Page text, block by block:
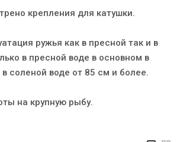
крепления для катушки.
ружья как в пресной так и в
в пресной воде в основном в
соленой воде от 85 см и более.
на крупную рыбу.